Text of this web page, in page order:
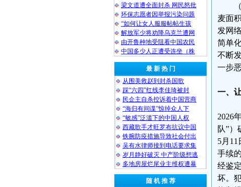
梁文道遭全面封杀 网民怒批
环保志愿者因举报污染问题
“如何让女人服服帖帖生孩
解放军少将劝降乌克兰遭网
由开鲁种地受阻看中国农民
中国多少人正遭受连坐（株
最 新 热 门
从围美救赵到封杀国歌
踩“六四”红线李佳琦被封
民企主自杀控诉着中国营商
“海归有间谍”惊掉众人下
“敏感”泛滥下的中国人权
西藏歌手才旺罗布抗议中国
铁腕防疫措施导致社会付出
吴有水律师接到电话要求集
岁月静好破灭 中产阶级想逃
多地房屋烂尾业主维权遭暴
随 机 推 荐
麦面
发网
简单
不断
一步
一、
2026
队”）
5月
手续
经鉴
坏。